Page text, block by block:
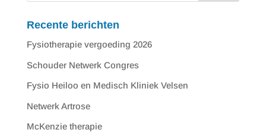
Recente berichten
Fysiotherapie vergoeding 2026
Schouder Netwerk Congres
Fysio Heiloo en Medisch Kliniek Velsen
Netwerk Artrose
McKenzie therapie